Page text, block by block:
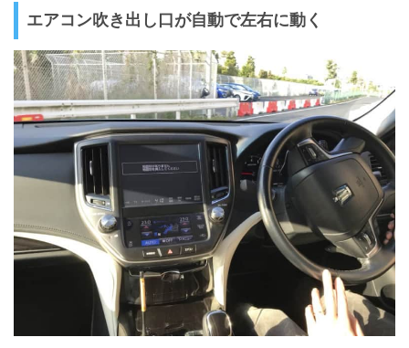
エアコン吹き出し口が自動で左右に動く